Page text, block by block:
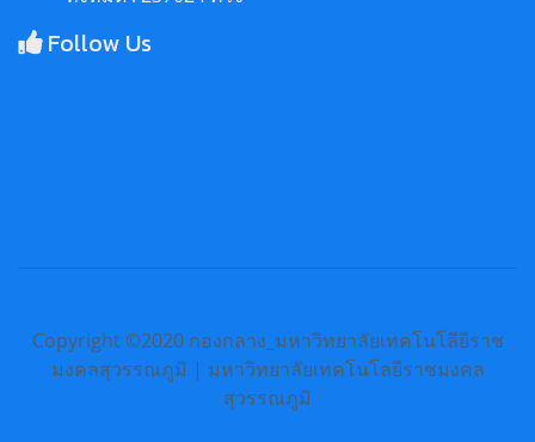
Follow Us
Copyright ©2020 กองกลาง_มหาวิทยาลัยเทคโนโลียีราช
มงคลสุวรรณภูมิ | มหาวิทยาลัยเทคโนโลยีราชมงคล
สุวรรณภูมิ